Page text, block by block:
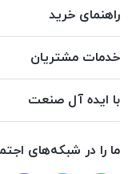
راهنمای خرید
خدمات مشتریان
با ایده آل صنعت
ما را در شبکه‌های